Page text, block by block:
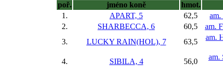
poř. jméno koně
hmot.
1.
APART, 5 62,5
am.
2.
SHARBECCA, 6 60,5
am.
3.
LUCKY RAIN(HOL), 7 63,5
am.
4. SIBILA, 4 56,0
am.